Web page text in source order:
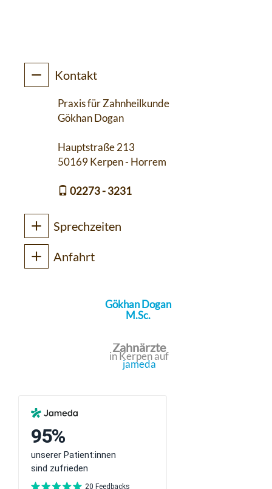
Kontakt
Praxis für Zahnheilkunde
Gökhan Dogan
Hauptstraße 213
50169 Kerpen - Horrem
02273 - 3231
Sprechzeiten
Anfahrt
Gökhan Dogan
M.Sc.
Zahnärzte
in Kerpen auf
jameda